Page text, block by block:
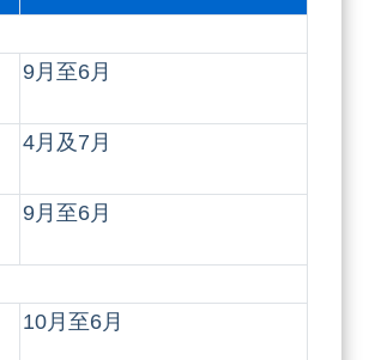
9月至6月
4月及7月
9月至6月
10月至6月